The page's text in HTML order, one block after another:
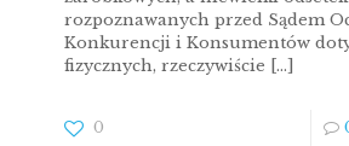
rozpoznawanych przed Sądem
Konkurencji i Konsumentów
fizycznych, rzeczywiście […]
0